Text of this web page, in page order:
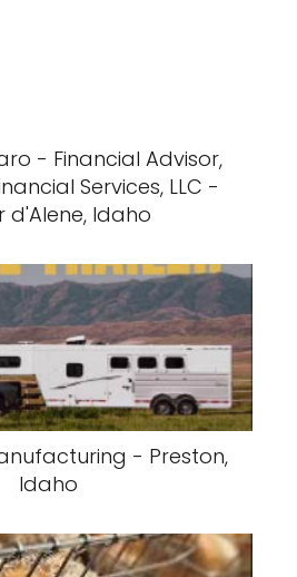
- Financial Advisor,
Services, LLC -
d'Alene, Idaho
- Preston,
Idaho